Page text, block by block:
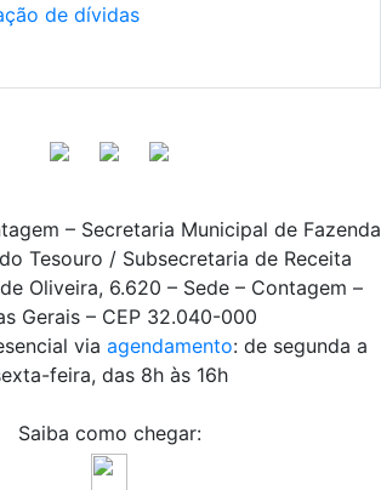
de dívidas
– Secretaria Municipal de Fazenda
Tesouro / Subsecretaria de Receita
Oliveira, 6.620 – Sede – Contagem –
Gerais – CEP 32.040-000
via agendamento: de segunda a
feira, das 8h às 16h
Saiba como chegar: